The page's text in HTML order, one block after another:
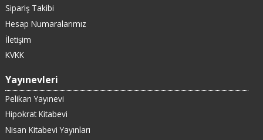
Sipariş Takibi
Hesap Numaralarımız
İletişim
KVKK
Yayınevleri
Pelikan Yayınevi
Hipokrat Kitabevi
Nisan Kitabevi Yayınları